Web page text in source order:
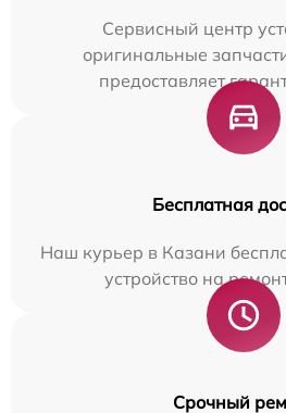
Сервисный центр
оригинальные
предоставляет
Бесплатная
Наш курьер в Казани
устройство на
Срочный